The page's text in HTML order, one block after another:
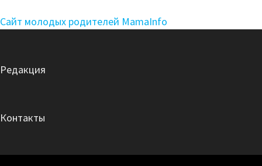
Сайт молодых родителей MamaInfo
Редакция
Контакты